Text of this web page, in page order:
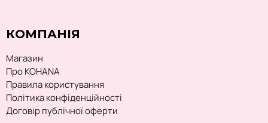
КОМПАНІЯ
Магазин
Про KOHANA
Правила користування
Політика конфіденційності
Договір публічної оферти